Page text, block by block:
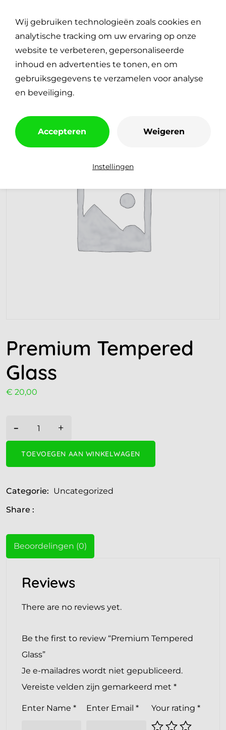
€0,00Plan je reparatie
Premium Tempered
Glass
€ 20,00
- +
TOEVOEGEN AAN WINKELWAGEN
Categorie: Uncategorized
Share :
Beoordelingen (0)
Reviews
There are no reviews yet.
Be the first to review “Premium Tempered
Glass”
Je e-mailadres wordt niet gepubliceerd.
Vereiste velden zijn gemarkeerd met *
Enter Name * Enter Email* Your rating *
Wij gebruiken technologieën zoals cookies en
analytische tracking om uw ervaring op onze
website te verbeteren, gepersonaliseerde
inhoud en advertenties te tonen, en om
gebruiksgegevens te verzamelen voor analyse
en beveiliging.
Accepteren Weigeren
Instellingen